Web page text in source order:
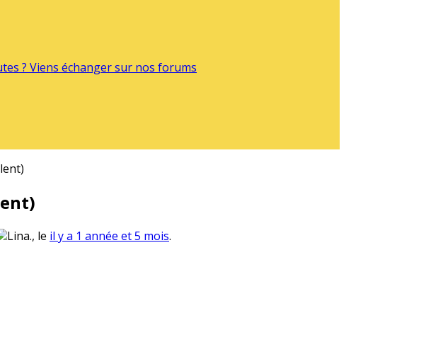
? Viens échanger sur nos forums
Lina., le il y a 1 année et 5 mois.